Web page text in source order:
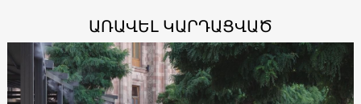
ԱՌԱՎԵԼ ԿԱՐԴԱՑՎԱԾ